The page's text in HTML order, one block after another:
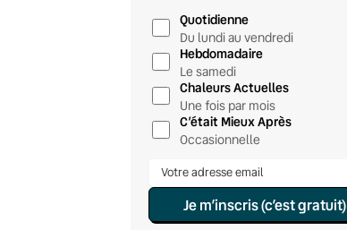
Quotidienne
Du lundi au vendredi
Hebdomadaire
Le samedi
Chaleurs Actuelles
Une fois par mois
C’était Mieux Après
Occasionnelle
Je m’inscris (c’est gratuit)